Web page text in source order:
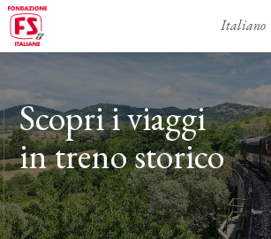
Scopri i viaggi
in treno storico